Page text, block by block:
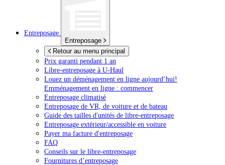
Entreposage
Entreposage
Retour au menu principal
Prix garanti pendant 1 an
Libre-entreposage à U-Haul
Louez un déménagement en ligne aujourd’hui!
Emménagement en ligne : commencer
Entreposage climatisé
Entreposage de VR, de voiture et de bateau
Guide des tailles d'unités de libre-entreposage
Entreposage extérieur/accessible en voiture
Payer ma facture d'entreposage
FAQ
Conseils sur le libre-entreposage
Fournitures d’entreposage